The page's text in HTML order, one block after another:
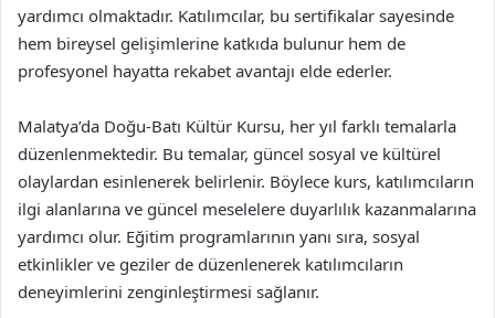
yardımcı olmaktadır. Katılımcılar, bu sertifikalar sayesinde
hem bireysel gelişimlerine katkıda bulunur hem de
profesyonel hayatta rekabet avantajı elde ederler.
Malatya’da Doğu-Batı Kültür Kursu, her yıl farklı temalarla
düzenlenmektedir. Bu temalar, güncel sosyal ve kültürel
olaylardan esinlenerek belirlenir. Böylece kurs, katılımcıların
ilgi alanlarına ve güncel meselelere duyarlılık kazanmalarına
yardımcı olur. Eğitim programlarının yanı sıra, sosyal
etkinlikler ve geziler de düzenlenerek katılımcıların
deneyimlerini zenginleştirmesi sağlanır.